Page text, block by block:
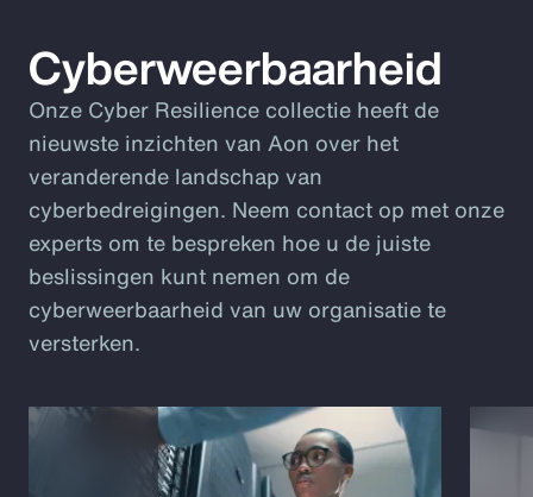
Cyberweerbaarheid
Onze Cyber Resilience collectie heeft de
nieuwste inzichten van Aon over het
veranderende landschap van
cyberbedreigingen. Neem contact op met onze
experts om te bespreken hoe u de juiste
beslissingen kunt nemen om de
cyberweerbaarheid van uw organisatie te
versterken.